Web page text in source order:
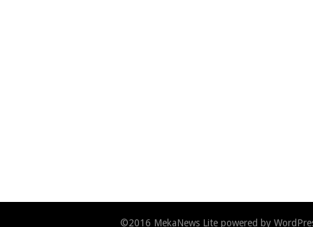
©2016 MekaNews Lite powered by